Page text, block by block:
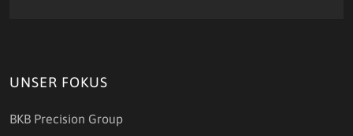
UNSER FOKUS
BKB Precision Group